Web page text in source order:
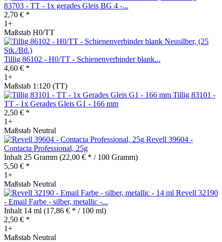
83703 - TT - 1x gerades Gleis BG 4 -...
2,70 € *
1+
Maßstab H0/TT
Tillig 86102 - H0/TT - Schienenverbinder blank...
4,60 € *
1+
Maßstab 1:120 (TT)
Tillig 83101 -
TT - 1x Gerades Gleis G1 - 166 mm
2,50 € *
1+
Maßstab Neutral
Revell 39604 -
Contacta Professional, 25g
Inhalt 25 Gramm (22,00 € * / 100 Gramm)
5,50 € *
1+
Maßstab Neutral
Revell 32190
- Email Farbe - silber, metallic -...
Inhalt 14 ml (17,86 € * / 100 ml)
2,50 € *
1+
Maßstab Neutral